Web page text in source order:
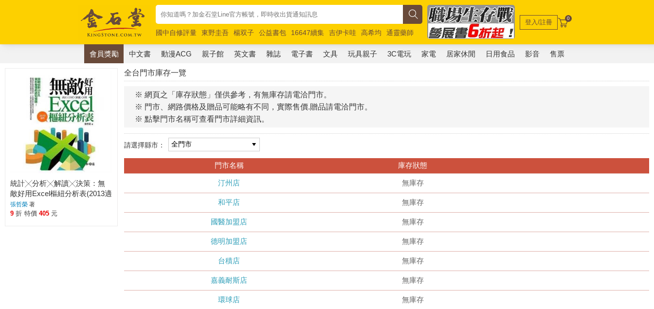
國中自修評量 東野圭吾 楊双子 公益書包 16647續集 吉伊卡哇 高希均
通靈藥師
唯紅花綻放
奧德賽 路邊攤新作 馬斯克 玩具總動員5 超慢跑
登入/註冊 0
會員獎勵 中文書 動漫ACG 親子館 英文書 雜誌 電子書 文具 玩具親子 3C電玩 家電 居家休閒 日用食品 影音 售票
全台門市庫存一覽
※ 網頁之「庫存狀態」僅供參考，有無庫存請電洽門市。
※ 門市、網路價格及贈品可能略有不同，實際售價.贈品請電洽門市。
※ 點擊門市名稱可查看門市詳細資訊。
請選擇縣市：
門市名稱 庫存狀態
汀州店 無庫存
和平店 無庫存
國醫加盟店 無庫存
德明加盟店 無庫存
台積店 無庫存
嘉義耐斯店 無庫存
環球店 無庫存
統計╳分析╳解讀╳決策：無
敵好用Excel樞紐分析表(2013適
用)
張哲榮 著
9 折 特價 405 元